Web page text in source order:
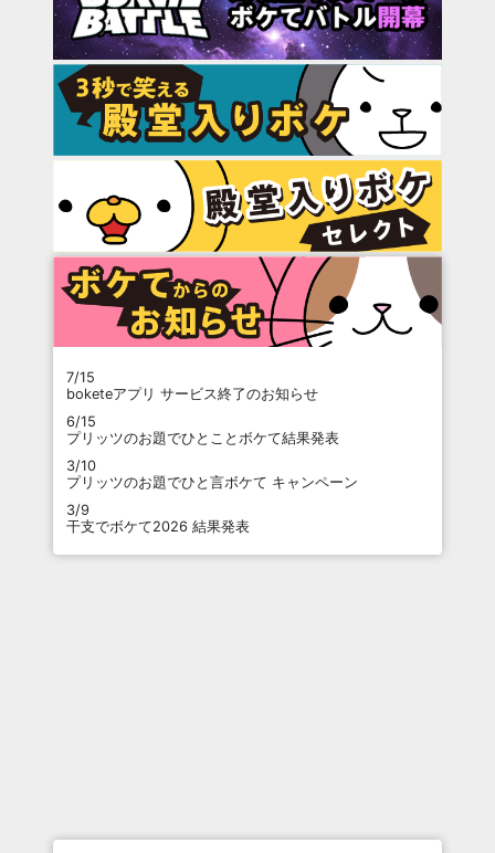
7/15
boketeアプリ サービス終了のお知らせ
6/15
プリッツのお題でひとことボケて結果発表
3/10
プリッツのお題でひと言ボケて キャンペーン
3/9
干支でボケて2026 結果発表